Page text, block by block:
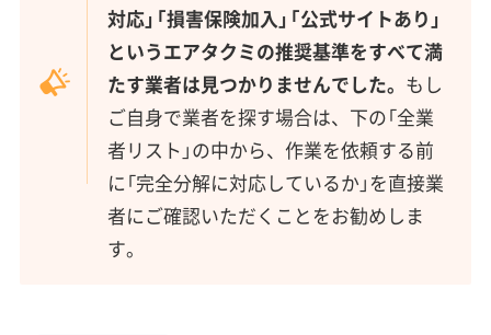
対応」「損害保険加入」「公式サイトあり」
というエアタクミの推奨基準をすべて満
たす業者は見つかりませんでした。 もし
ご自身で業者を探す場合は、下の「全業
者リスト」の中から、作業を依頼する前
に「完全分解に対応しているか」を直接業
者にご確認いただくことをお勧めしま
す。